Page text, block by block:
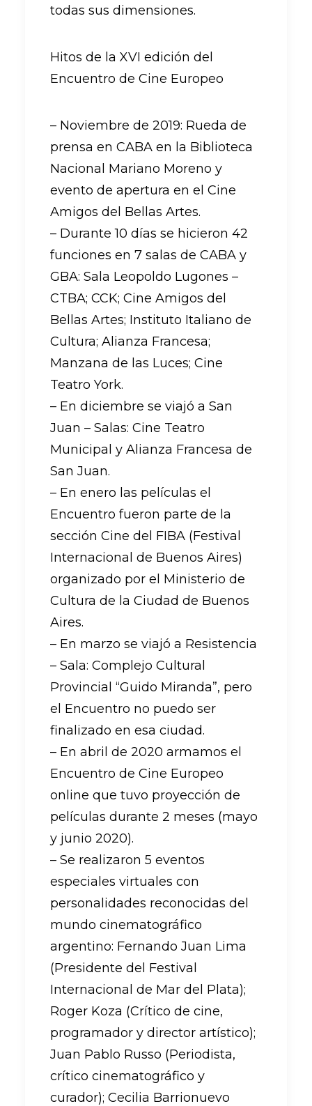
todas sus dimensiones.
Hitos de la XVI edición del
Encuentro de Cine Europeo
– Noviembre de 2019: Rueda de
prensa en CABA en la Biblioteca
Nacional Mariano Moreno y
evento de apertura en el Cine
Amigos del Bellas Artes.
– Durante 10 días se hicieron 42
funciones en 7 salas de CABA y
GBA: Sala Leopoldo Lugones –
CTBA; CCK; Cine Amigos del
Bellas Artes; Instituto Italiano de
Cultura; Alianza Francesa;
Manzana de las Luces; Cine
Teatro York.
– En diciembre se viajó a San
Juan – Salas: Cine Teatro
Municipal y Alianza Francesa de
San Juan.
– En enero las películas el
Encuentro fueron parte de la
sección Cine del FIBA (Festival
Internacional de Buenos Aires)
organizado por el Ministerio de
Cultura de la Ciudad de Buenos
Aires.
– En marzo se viajó a Resistencia
– Sala: Complejo Cultural
Provincial “Guido Miranda”, pero
el Encuentro no puedo ser
finalizado en esa ciudad.
– En abril de 2020 armamos el
Encuentro de Cine Europeo
online que tuvo proyección de
películas durante 2 meses (mayo
y junio 2020).
– Se realizaron 5 eventos
especiales virtuales con
personalidades reconocidas del
mundo cinematográfico
argentino: Fernando Juan Lima
(Presidente del Festival
Internacional de Mar del Plata);
Roger Koza (Crítico de cine,
programador y director artístico);
Juan Pablo Russo (Periodista,
crítico cinematográfico y
curador); Cecilia Barrionuevo